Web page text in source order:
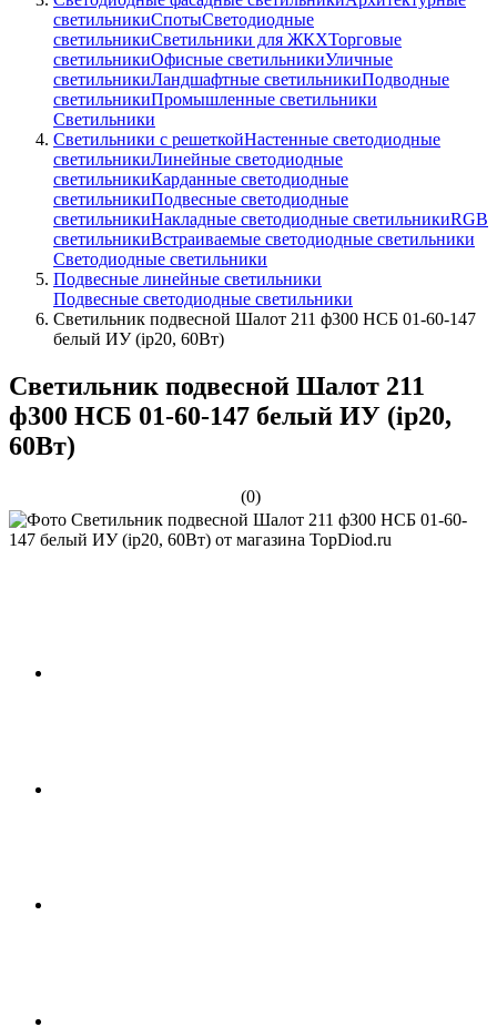
светильникиСпотыСветодиодные
светильникиСветильники для ЖКХТорговые
светильникиОфисные светильникиУличные
светильникиЛандшафтные светильникиПодводные
светильникиПромышленные светильники
Светильники
Светильники с решеткойНастенные светодиодные
светильникиЛинейные светодиодные
светильникиКарданные светодиодные
светильникиПодвесные светодиодные
светильникиНакладные светодиодные светильникиRGB
светильникиВстраиваемые светодиодные светильники
Светодиодные светильники
Подвесные линейные светильники
Подвесные светодиодные светильники
Светильник подвесной Шалот 211 ф300 НСБ 01-60-147
белый ИУ (ip20, 60Вт)
Светильник подвесной Шалот 211
ф300 НСБ 01-60-147 белый ИУ (ip20,
60Вт)
(0)